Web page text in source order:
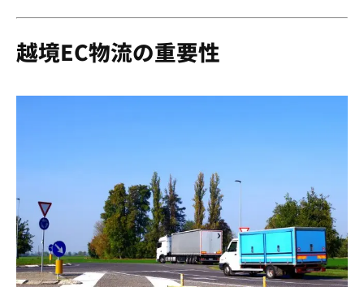
越境EC物流の重要性